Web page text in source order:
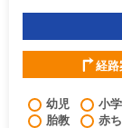
経路
幼児 小
胎教
赤